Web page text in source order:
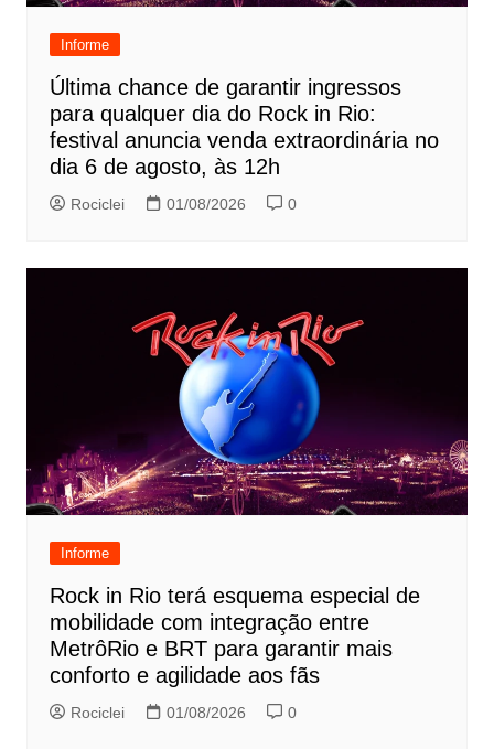
Informe
Última chance de garantir ingressos
para qualquer dia do Rock in Rio:
festival anuncia venda extraordinária no
dia 6 de agosto, às 12h
Rociclei 01/08/2026 0
Informe
Rock in Rio terá esquema especial de
mobilidade com integração entre
MetrôRio e BRT para garantir mais
conforto e agilidade aos fãs
Rociclei 01/08/2026 0